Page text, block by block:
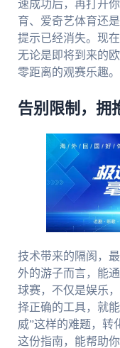
速成功后，再打开
育、爱奇艺体育还
提示已经消失。现
无论是即将到来的
零距离的观赛乐趣。
告别限制，拥
技术带来的隔阂，
外的游子而言，能
球赛，不仅是娱乐
择正确的工具，就
威”这样的难题，转
这份指南，能帮助